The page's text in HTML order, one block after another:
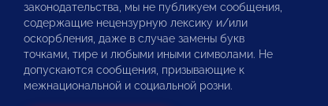
законодательства, мы не публикуем сообщения,
содержащие нецензурную лексику и/или
оскорбления, даже в случае замены букв
точками, тире и любыми иными символами. Не
допускаются сообщения, призывающие к
межнациональной и социальной розни.